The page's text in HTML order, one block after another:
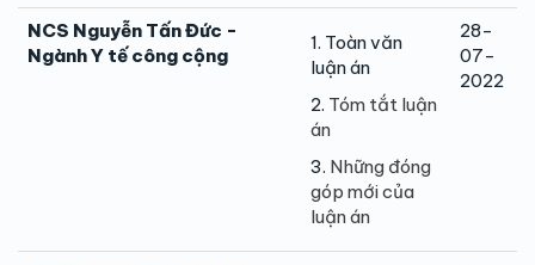
NCS Nguyễn Tấn Đức -
Ngành Y tế công cộng
1. Toàn văn
luận án
2. Tóm tắt luận
án
3. Những đóng
góp mới của
luận án
28-
07-
2022